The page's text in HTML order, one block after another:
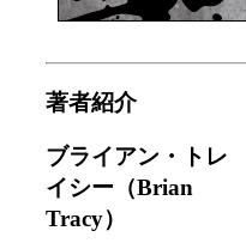
著者紹介
ブライアン・トレ
イシー（Brian
Tracy）